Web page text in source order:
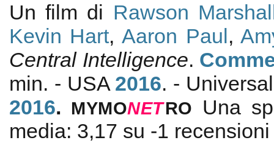
Un film di Rawson
Kevin Hart, Aaron Paul,
Central Intelligence.
min. - USA 2016. -
2016. MYMONETRO
Una
media: 3,17 su -1